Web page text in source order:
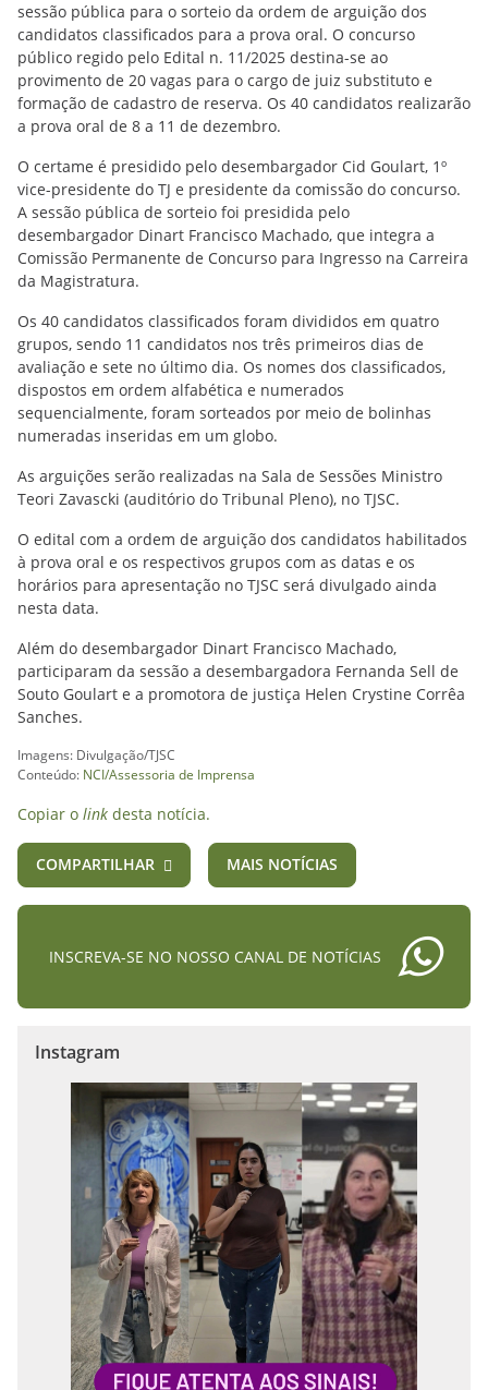
sessão pública para o sorteio da ordem de arguição dos
candidatos classificados para a prova oral. O concurso
público regido pelo Edital n. 11/2025 destina-se ao
provimento de 20 vagas para o cargo de juiz substituto e
formação de cadastro de reserva. Os 40 candidatos realizarão
a prova oral de 8 a 11 de dezembro.
O certame é presidido pelo desembargador Cid Goulart, 1º
vice-presidente do TJ e presidente da comissão do concurso.
A sessão pública de sorteio foi presidida pelo
desembargador Dinart Francisco Machado, que integra a
Comissão Permanente de Concurso para Ingresso na Carreira
da Magistratura.
Os 40 candidatos classificados foram divididos em quatro
grupos, sendo 11 candidatos nos três primeiros dias de
avaliação e sete no último dia. Os nomes dos classificados,
dispostos em ordem alfabética e numerados
sequencialmente, foram sorteados por meio de bolinhas
numeradas inseridas em um globo.
As arguições serão realizadas na Sala de Sessões Ministro
Teori Zavascki (auditório do Tribunal Pleno), no TJSC.
O edital com a ordem de arguição dos candidatos habilitados
à prova oral e os respectivos grupos com as datas e os
horários para apresentação no TJSC será divulgado ainda
nesta data.
Além do desembargador Dinart Francisco Machado,
participaram da sessão a desembargadora Fernanda Sell de
Souto Goulart e a promotora de justiça Helen Crystine Corrêa
Sanches.
Imagens: Divulgação/TJSC
Conteúdo: NCI/Assessoria de Imprensa
Copiar o link desta notícia.
COMPARTILHAR MAIS NOTÍCIAS
INSCREVA-SE NO NOSSO CANAL DE NOTÍCIAS
Instagram